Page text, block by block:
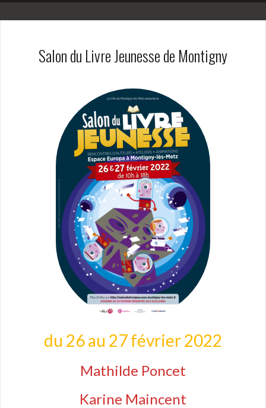
Salon du Livre Jeunesse de Montigny
du 26 au 27 février 2022
Mathilde Poncet
Karine Maincent